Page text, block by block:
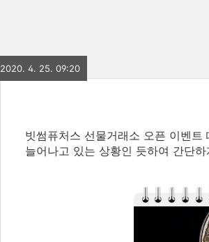
2020. 4. 25. 09:20
빗썸퓨처스 선물거래소 오픈 이벤
늘어나고 있는 상황인 듯하여 간단